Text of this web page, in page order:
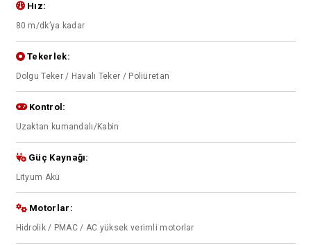
Hız:
80 m/dk’ya kadar
Tekerlek:
Dolgu Teker / Havalı Teker / Poliüretan
Kontrol:
Uzaktan kumandalı/Kabin
Güç Kaynağı:
Lityum Akü
Motorlar:
Hidrolik / PMAC / AC yüksek verimli motorlar